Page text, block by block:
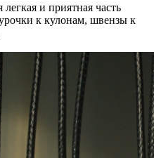
и приятная часть
к кулонам, швензы к